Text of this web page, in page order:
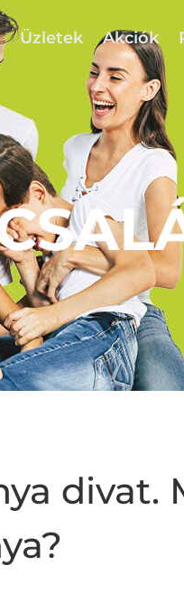
Üzletek Akciók
divat.